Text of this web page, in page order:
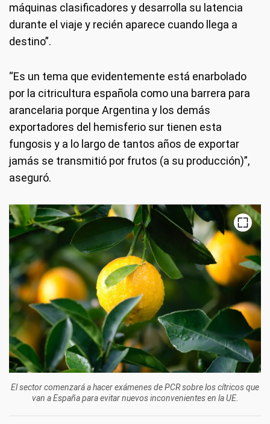
máquinas clasificadores y desarrolla su latencia
durante el viaje y recién aparece cuando llega a
destino”.
“Es un tema que evidentemente está enarbolado
por la citricultura española como una barrera para
arancelaria porque Argentina y los demás
exportadores del hemisferio sur tienen esta
fungosis y a lo largo de tantos años de exportar
jamás se transmitió por frutos (a su producción)”,
aseguró.
El sector comenzará a hacer exámenes de PCR sobre los cítricos que
van a España para evitar nuevos inconvenientes en la UE.